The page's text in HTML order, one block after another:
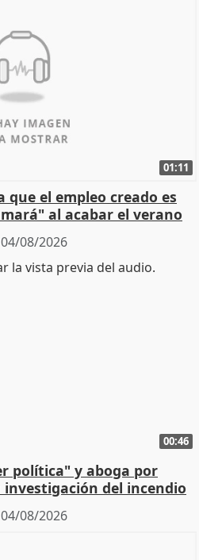
01:11
que el empleo creado es
al acabar el verano
04/08/2026
00:46
política" y aboga por
del incendio
04/08/2026